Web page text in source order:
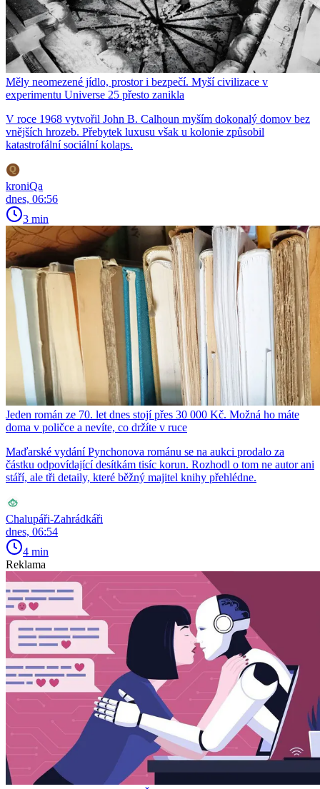
Měly neomezené jídlo, prostor i bezpečí. Myší civilizace v
experimentu Universe 25 přesto zanikla
V roce 1968 vytvořil John B. Calhoun myším dokonalý domov bez
vnějších hrozeb. Přebytek luxusu však u kolonie způsobil
katastrofální sociální kolaps.
kroniQa
dnes, 06:56
3 min
Jeden román ze 70. let dnes stojí přes 30 000 Kč. Možná ho máte
doma v poličce a nevíte, co držíte v ruce
Maďarské vydání Pynchonova románu se na aukci prodalo za
částku odpovídající desítkám tisíc korun. Rozhodl o tom ne autor ani
stáří, ale tři detaily, které běžný majitel knihy přehlédne.
Chalupáři-Zahrádkáři
dnes, 06:54
4 min
Reklama